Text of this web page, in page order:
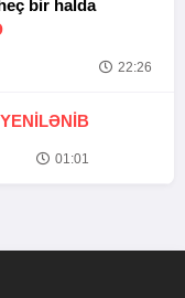
bir halda
22:26
YENİLƏNİB
01:01